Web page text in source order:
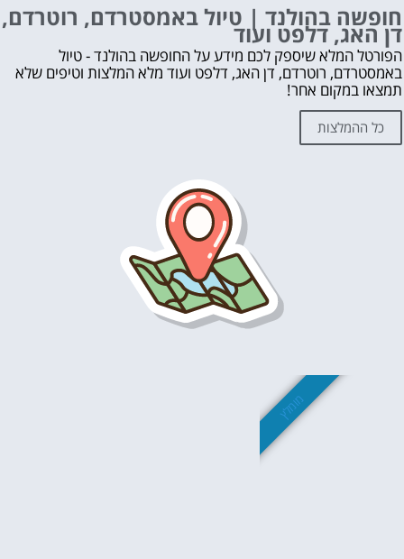
חופשה בהולנד | טיול באמסטרדם, רוטרדם,
דן האג, דלפט ועוד
הפורטל המלא שיספק לכם מידע על החופשה בהולנד - טיול
באמסטרדם, רוטרדם, דן האג, דלפט ועוד מלא המלצות וטיפים שלא
תמצאו במקום אחר!
כל ההמלצות
מומלץ